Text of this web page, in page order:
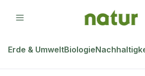
Erde & UmweltBiologie